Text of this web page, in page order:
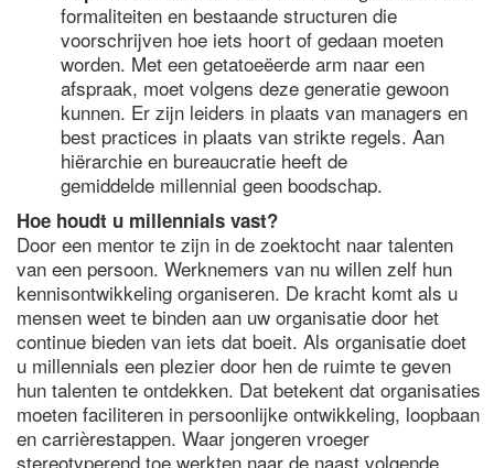
formaliteiten en bestaande structuren die
voorschrijven hoe iets hoort of gedaan moeten
worden. Met een getatoeëerde arm naar een
afspraak, moet volgens deze generatie gewoon
kunnen. Er zijn leiders in plaats van managers en
best practices in plaats van strikte regels. Aan
hiërarchie en bureaucratie heeft de
gemiddelde millennial geen boodschap.
Hoe houdt u millennials vast?
Door een mentor te zijn in de zoektocht naar talenten
van een persoon. Werknemers van nu willen zelf hun
kennisontwikkeling organiseren. De kracht komt als u
mensen weet te binden aan uw organisatie door het
continue bieden van iets dat boeit. Als organisatie doet
u millennials een plezier door hen de ruimte te geven
hun talenten te ontdekken. Dat betekent dat organisaties
moeten faciliteren in persoonlijke ontwikkeling, loopbaan
en carrièrestappen. Waar jongeren vroeger
stereotyperend toe werkten naar de naast volgende